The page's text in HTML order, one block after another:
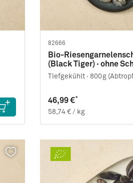
82666
Bio-
(Black Tiger) · ohne
Tiefgekühlt · 800g
46,99 €*
58,74 € / kg